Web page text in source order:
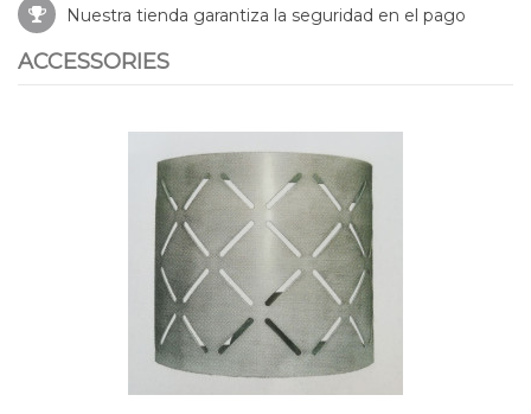
Nuestra tienda garantiza la seguridad en el pago
ACCESSORIES